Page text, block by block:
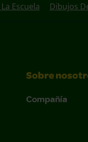
Escuela Dibujos
Sobre
Compañía